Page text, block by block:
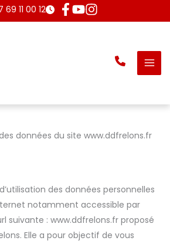
69 11 00 12
données du site www.ddfrelons.fr
des données personnelles
notamment accessible par
suivante : www.ddfrelons.fr proposé
Elle a pour objectif de vous